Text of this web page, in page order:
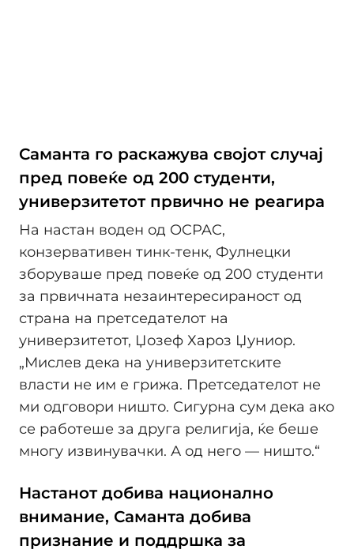
Саманта го раскажува својот случај
пред повеќе од 200 студенти,
универзитетот првично не реагира
На настан воден од OCPAC,
конзервативен тинк-тенк, Фулнецки
зборуваше пред повеќе од 200 студенти
за првичната незаинтересираност од
страна на претседателот на
универзитетот, Џозеф Хароз Џуниор.
„Мислев дека на универзитетските
власти не им е грижа. Претседателот не
ми одговори ништо. Сигурна сум дека ако
се работеше за друга религија, ќе беше
многу извинувачки. А од него — ништо.“
Настанот добива национално
внимание, Саманта добива
признание и поддршка за